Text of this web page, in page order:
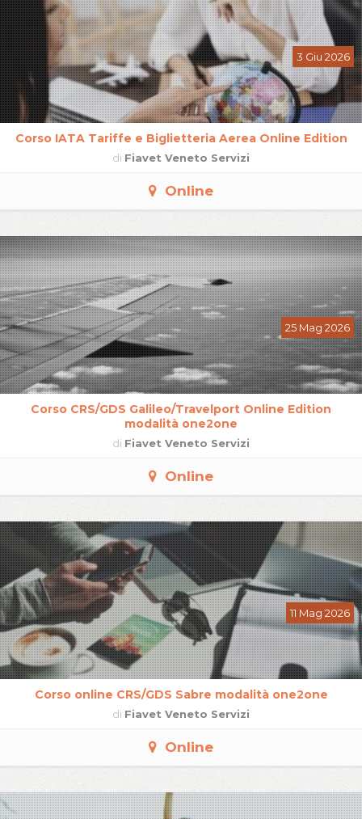
Corso IATA Tariffe e Biglietteria Aerea Online Edition
di Fiavet Veneto Servizi
3 Giu 2026
Online
Corso CRS/GDS Galileo/Travelport Online Edition
modalità one2one
di Fiavet Veneto Servizi
25 Mag 2026
Online
Corso online CRS/GDS Sabre modalità one2one
di Fiavet Veneto Servizi
11 Mag 2026
Online